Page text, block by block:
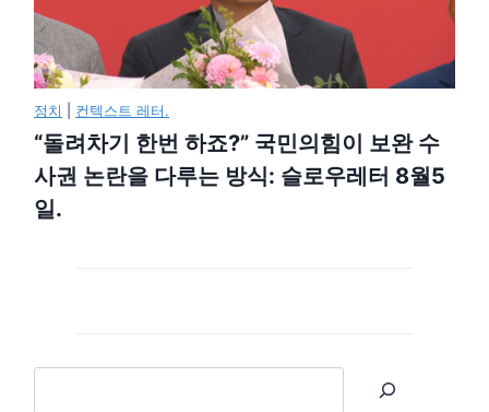
정치 컨텍스트 레터.
“돌려차기 한번 하죠?” 국민의힘이 보완 수
사권 논란을 다루는 방식: 슬로우레터 8월5
일.